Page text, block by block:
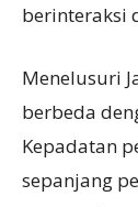
berinteraksi
Menelusuri
berbeda
Kepadatan
sepanjang